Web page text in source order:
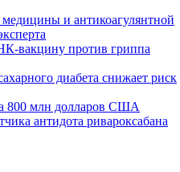
и антикоагулянтной
против гриппа
диабета снижает риск
800 млн долларов США
антидота ривароксабана